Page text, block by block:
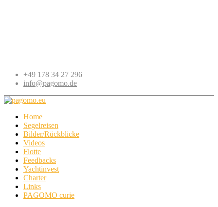
+49 178 34 27 296
info@pagomo.de
Home
Segelreisen
Bilder/Rückblicke
Videos
Flotte
Feedbacks
Yachtinvest
Charter
Links
PAGOMO curie